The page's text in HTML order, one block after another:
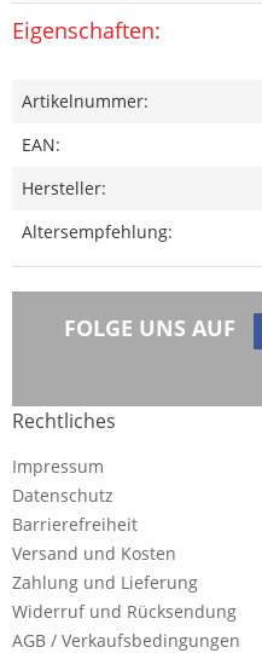
Eigenschaften:
Artikelnummer:
EAN:
Hersteller:
Altersempfehlung:
FOLGE UNS AUF
Rechtliches
Impressum
Datenschutz
Barrierefreiheit
Versand und Kosten
Zahlung und Lieferung
Widerruf und Rücksendung
AGB / Verkaufsbedingungen